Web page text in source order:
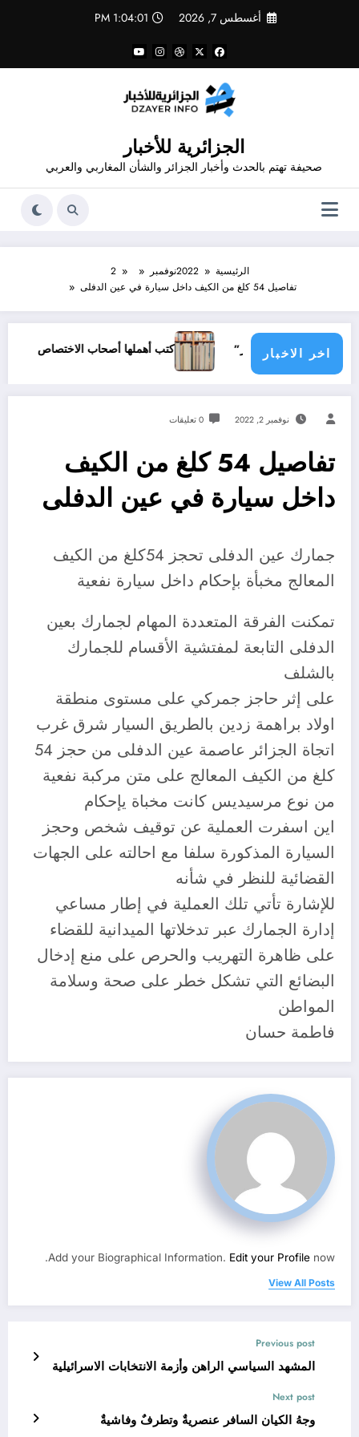
أغسطس 7, 2026 1:04:02 PM
الجزائرية للأخبار
صحيفة تهتم بالحدث وأخبار الجزائر والشأن المغاربي والعربي
الرئيسية 2022نوفمبر
2
تفاصيل 54 كلغ من الكيف داخل سيارة في عين الدفلى
اخر الاخبار
” المسعود زغار” كتب أهملها أصحاب الاختصاص
نوفمبر 2, 2022 0 تعليقات
تفاصيل 54 كلغ من الكيف
داخل سيارة في عين الدفلى
جمارك عين الدفلى تحجز 54كلغ من الكيف
المعالج مخبأة بإحكام داخل سيارة نفعية
تمكنت الفرقة المتعددة المهام لجمارك بعين
الدفلى التابعة لمفتشية الأقسام للجمارك
بالشلف
على إثر حاجز جمركي على مستوى منطقة
اولاد براهمة زدين بالطريق السيار شرق غرب
اتجاة الجزائر عاصمة عين الدفلى من حجز 54
كلغ من الكيف المعالج على متن مركبة نفعية
من نوع مرسيديس كانت مخباة يإحكام
اين اسفرت العملية عن توقيف شخص وحجز
السيارة المذكورة سلفا مع احالته على الجهات
القضائية للنظر في شأنه
للإشارة تأتي تلك العملية في إطار مساعي
إدارة الجمارك عبر تدخلاتها الميدانية للقضاء
على ظاهرة التهريب والحرص على منع إدخال
البضائع التي تشكل خطر على صحة وسلامة
المواطن
فاطمة حسان
Add your Biographical Information. Edit your Profile now.
View All Posts
Previous post
المشهد السياسي الراهن وأزمة الانتخابات الاسرائيلية
Next post
وجهُ الكيان السافر عنصريةٌ وتطرفٌ وفاشيةٌ